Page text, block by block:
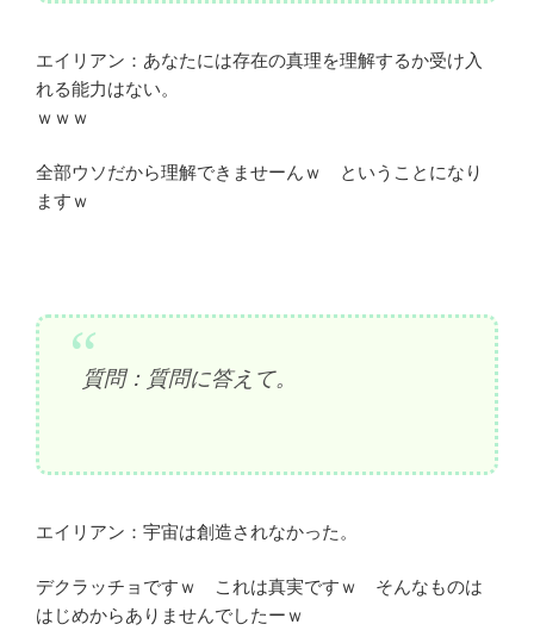
エイリアン：あなたには存在の真理を理解するか受け入
れる能力はない。
ｗｗｗ
全部ウソだから理解できませーんｗ ということになり
ますｗ
質問：質問に答えて。
エイリアン：宇宙は創造されなかった。
デクラッチョですｗ これは真実ですｗ そんなものは
はじめからありませんでしたーｗ